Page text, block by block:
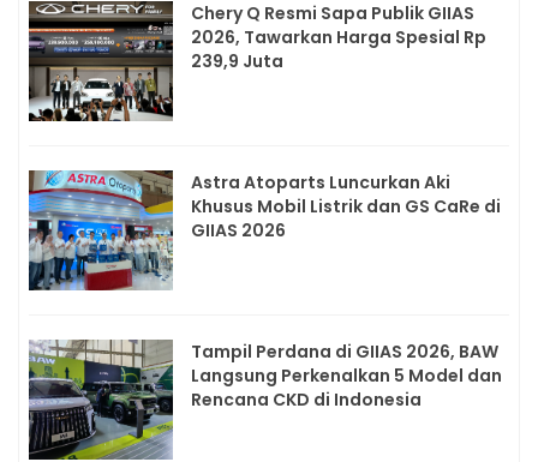
Chery Q Resmi Sapa Publik GIIAS
2026, Tawarkan Harga Spesial Rp
239,9 Juta
Astra Atoparts Luncurkan Aki
Khusus Mobil Listrik dan GS CaRe di
GIIAS 2026
Tampil Perdana di GIIAS 2026, BAW
Langsung Perkenalkan 5 Model dan
Rencana CKD di Indonesia